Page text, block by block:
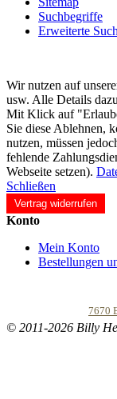
Suchbegriffe
Erweiterte
Wir nutzen auf
usw. Alle Details
Mit Klick auf
Sie diese Ablehnen,
nutzen, müssen
fehlende
Webseite setzen).
Schließen
Vertrag widerrufen
Konto
Mein Konto
Bestellungen
7670
© 2011-2026 Billy